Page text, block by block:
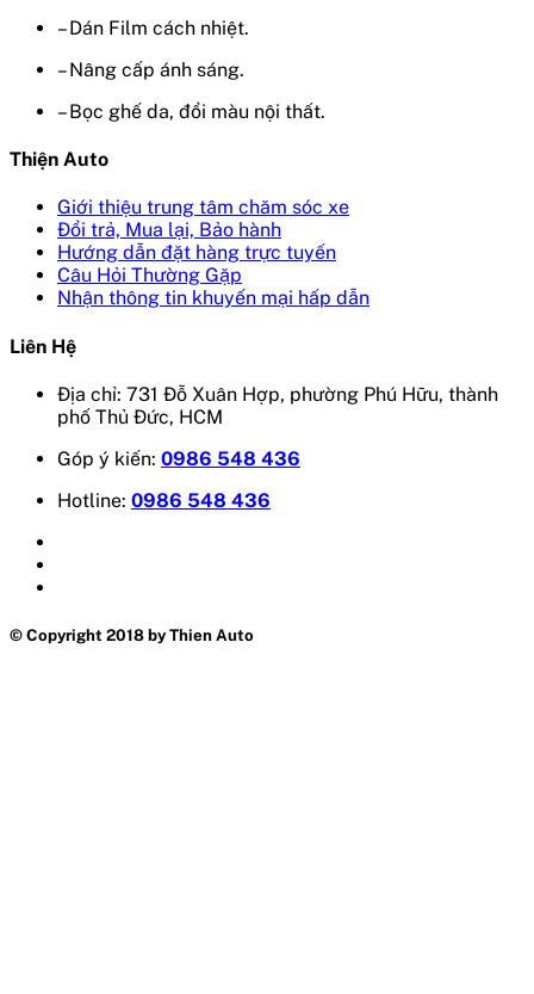
– Dán Film cách nhiệt.
– Nâng cấp ánh sáng.
– Bọc ghế da, đổi màu nội thất.
Thiện Auto
Giới thiệu trung tâm chăm sóc xe
Đổi trả, Mua lại, Bảo hành
Hướng dẫn đặt hàng trực tuyến
Câu Hỏi Thường Gặp
Nhận thông tin khuyến mại hấp dẫn
Liên Hệ
Địa chỉ: 731 Đỗ Xuân Hợp, phường Phú Hữu, thành
phố Thủ Đức, HCM
Góp ý kiến: 0986 548 436
Hotline: 0986 548 436
© Copyright 2018 by Thien Auto